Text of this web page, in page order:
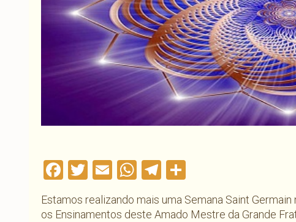
Facebook
Twitter
EmailWhatsApp
Telegram
Estamos realizando mais uma Semana Saint
os Ensinamentos deste Amado Mestre da Grande